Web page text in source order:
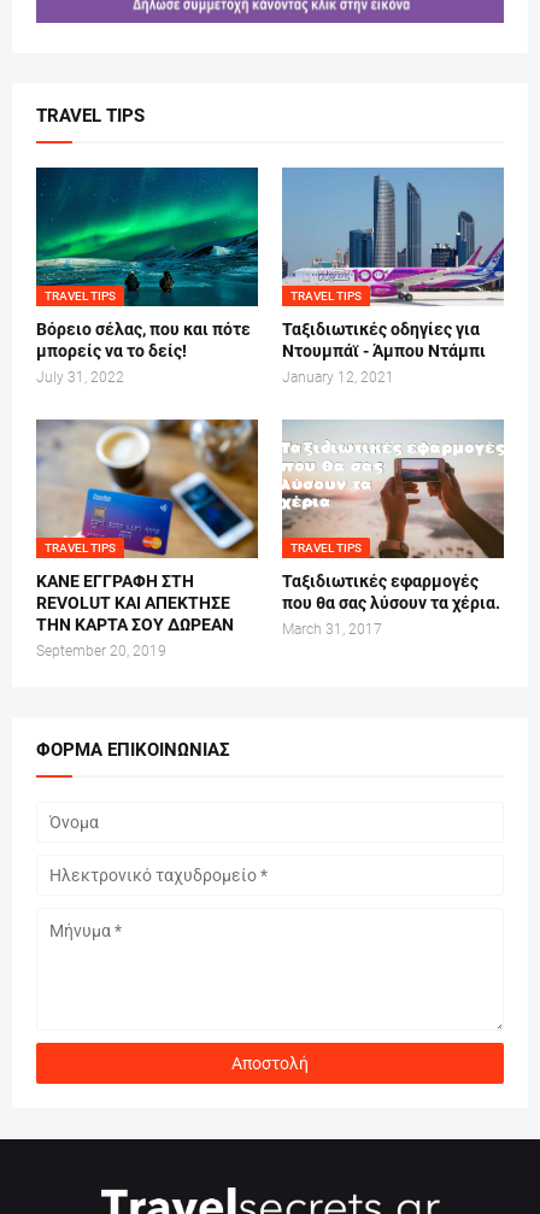
TRAVEL TIPS
TRAVEL TIPS
Βόρειο σέλας, που και πότε
μπορείς να το δείς!
July 31, 2022
TRAVEL TIPS
Ταξιδιωτικές οδηγίες για
Ντουμπάϊ - Άμπου Ντάμπι
January 12, 2021
TRAVEL TIPS
ΚΑΝΕ ΕΓΓΡΑΦΗ ΣΤΗ
REVOLUT ΚΑΙ ΑΠΕΚΤΗΣΕ
ΤΗΝ ΚΑΡΤΑ ΣΟΥ ΔΩΡΕΑΝ
September 20, 2019
TRAVEL TIPS
Ταξιδιωτικές εφαρμογές
που θα σας λύσουν τα χέρια.
March 31, 2017
ΦΌΡΜΑ ΕΠΙΚΟΙΝΩΝΊΑΣ